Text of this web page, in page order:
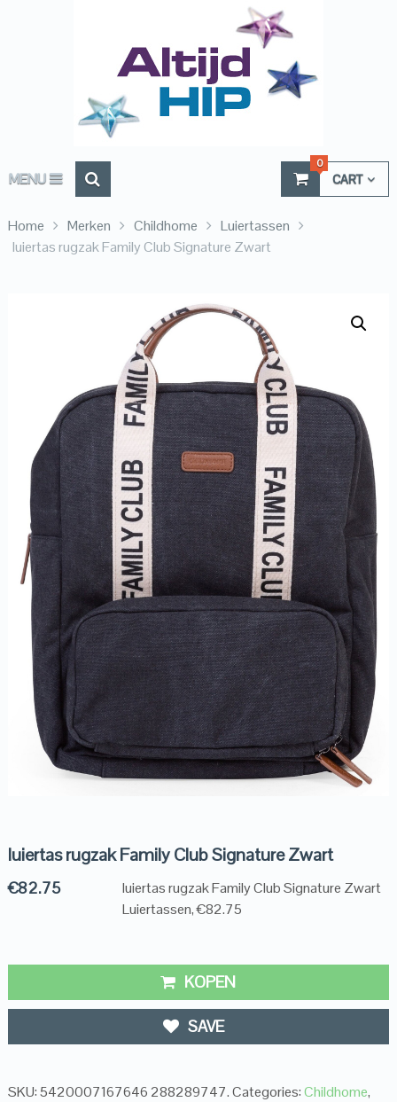
MENU CART
0
Home Merken Childhome
Luiertassen
luiertas rugzak Family Club Signature Zwart
luiertas rugzak Family Club Signature Zwart
€82.75
luiertas rugzak Family Club Signature Zwart
Luiertassen, €82.75
KOPEN
SAVE
SKU:5420007167646 288289747.Categories:Childhome,